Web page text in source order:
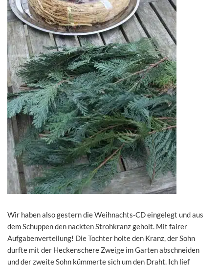
Wir haben also gestern die Weihnachts-CD eingelegt und aus
dem Schuppen den nackten Strohkranz geholt. Mit fairer
Aufgabenverteilung! Die Tochter holte den Kranz, der Sohn
durfte mit der Heckenschere Zweige im Garten abschneiden
und der zweite Sohn kümmerte sich um den Draht. Ich lief